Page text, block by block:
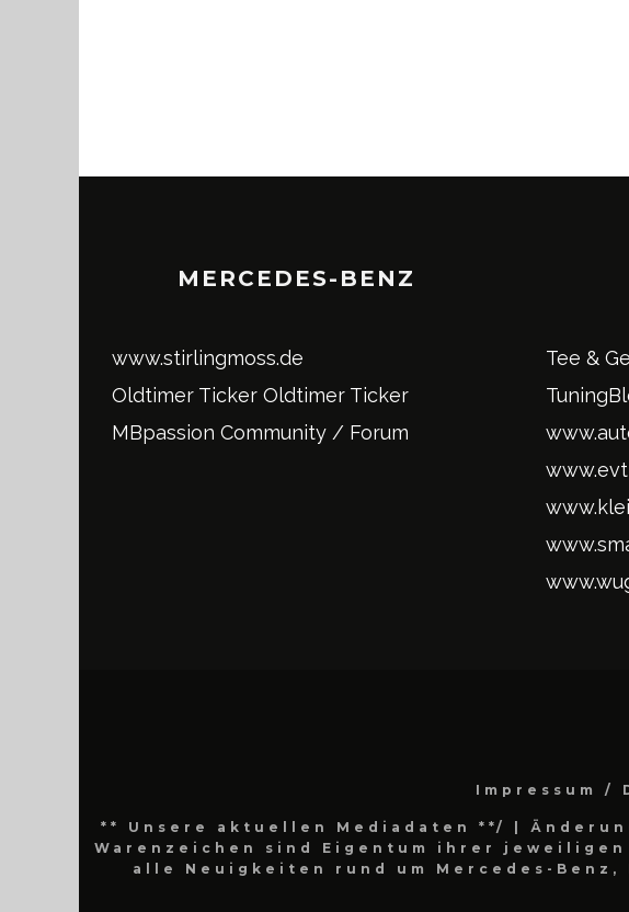
MERCEDES-BENZ
www.stirlingmoss.de
Oldtimer Ticker Oldtimer Ticker
MBpassion Community / Forum
Tee &
Impressum /
** Unsere aktuellen Mediadaten **/
|
Warenzeichen sind Eigentum ihrer
alle Neuigkeiten rund um Mercedes-Benz,